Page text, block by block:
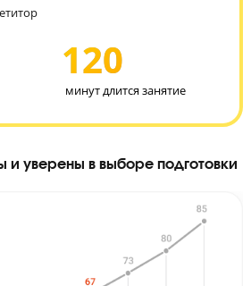
за каждым ребенком
с поддержкой видеокурса
120
минут длится занятие